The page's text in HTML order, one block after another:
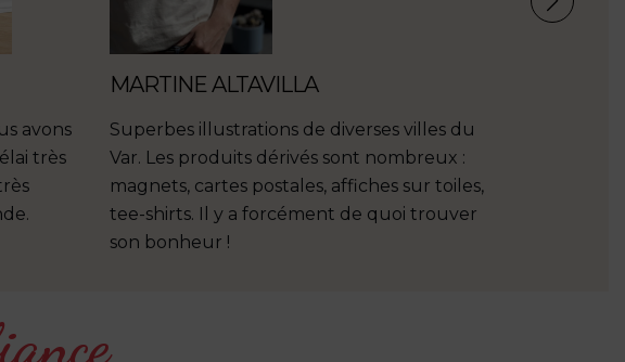
avons
très
MARTINE ALTAVILLA
Superbes illustrations de diverses villes du
Var. Les produits dérivés sont nombreux :
magnets, cartes postales, affiches sur toiles,
tee-shirts. Il y a forcément de quoi trouver
son bonheur !